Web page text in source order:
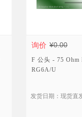
询价 ¥0.00
F 公头 - 75 Ohm
RG6A/U
发货日期：现货直